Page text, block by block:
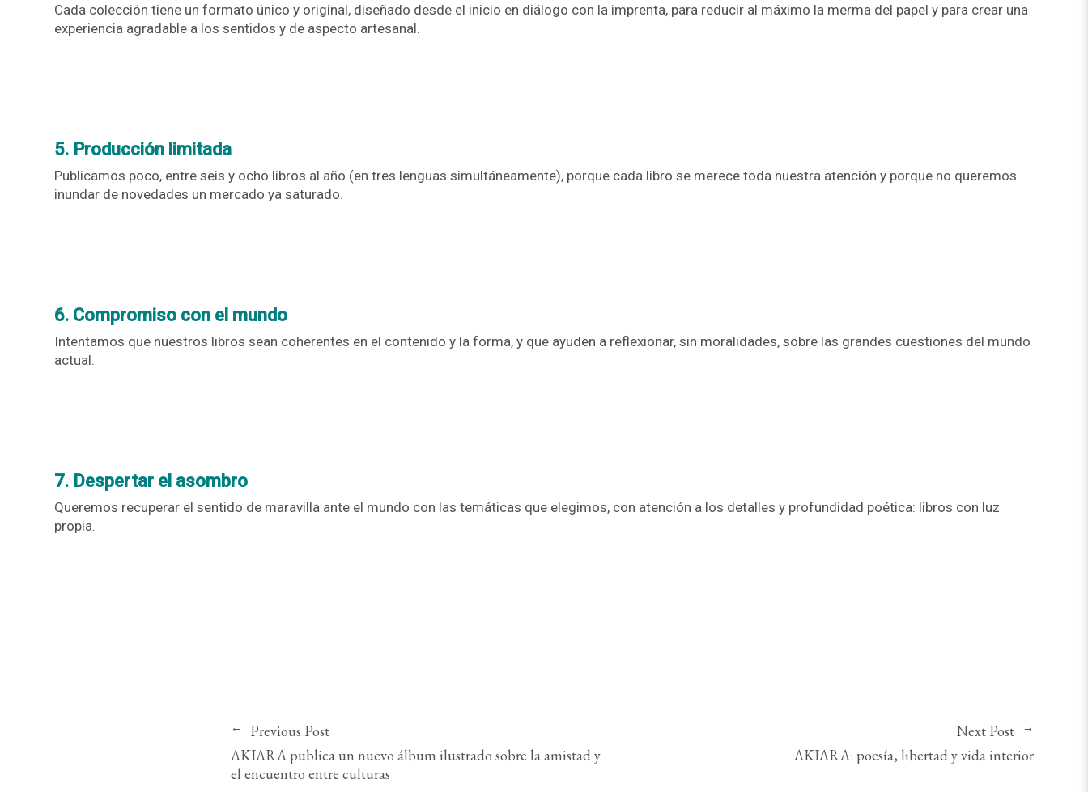
Cada colección tiene un formato único y original, diseñado desde el inicio en diálogo con la imprenta, para reducir al máximo la merma del papel y para crear una
experiencia agradable a los sentidos y de aspecto artesanal.
5. Producción limitada
Publicamos poco, entre seis y ocho libros al año (en tres lenguas simultáneamente), porque cada libro se merece toda nuestra atención y porque no queremos
inundar de novedades un mercado ya saturado.
6. Compromiso con el mundo
Intentamos que nuestros libros sean coherentes en el contenido y la forma, y que ayuden a reflexionar, sin moralidades, sobre las grandes cuestiones del mundo
actual.
7. Despertar el asombro
Queremos recuperar el sentido de maravilla ante el mundo con las temáticas que elegimos, con atención a los detalles y profundidad poética: libros con luz
propia.
Previous Post
AKIARA publica un nuevo álbum ilustrado sobre la amistad y
el encuentro entre culturas
Next Post
AKIARA: poesía, libertad y vida interior